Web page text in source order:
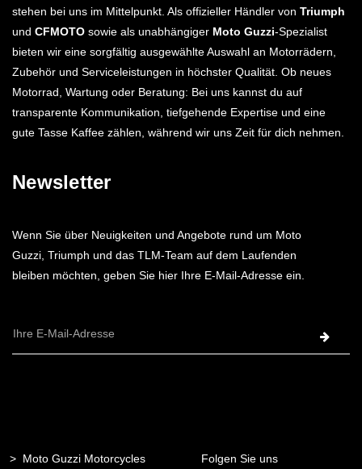
stehen bei uns im Mittelpunkt. Als offizieller Händler von Triumph
und CFMOTO sowie als unabhängiger Moto Guzzi-Spezialist
bieten wir eine sorgfältig ausgewählte Auswahl an Motorrädern,
Zubehör und Serviceleistungen in höchster Qualität. Ob neues
Motorrad, Wartung oder Beratung: Bei uns kannst du auf
transparente Kommunikation, tiefgehende Expertise und eine
gute Tasse Kaffee zählen, während wir uns Zeit für dich nehmen.
Newsletter
Wenn Sie über Neuigkeiten und Angebote rund um Moto
Guzzi, Triumph und das TLM-Team auf dem Laufenden
bleiben möchten, geben Sie hier Ihre E-Mail-Adresse ein.
E-
Moto Guzzi Motorcycles
Folgen Sie uns